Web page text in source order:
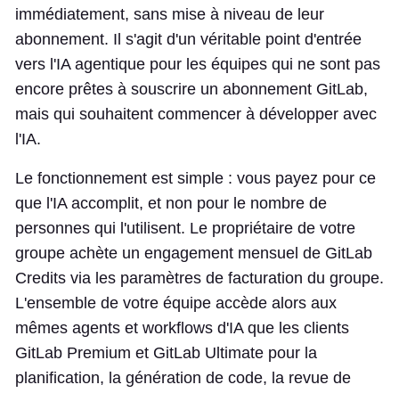
immédiatement, sans mise à niveau de leur
abonnement. Il s'agit d'un véritable point d'entrée
vers l'IA agentique pour les équipes qui ne sont pas
encore prêtes à souscrire un abonnement GitLab,
mais qui souhaitent commencer à développer avec
l'IA.
Le fonctionnement est simple : vous payez pour ce
que l'IA accomplit, et non pour le nombre de
personnes qui l'utilisent. Le propriétaire de votre
groupe achète un engagement mensuel de GitLab
Credits via les paramètres de facturation du groupe.
L'ensemble de votre équipe accède alors aux
mêmes agents et workflows d'IA que les clients
GitLab Premium et GitLab Ultimate pour la
planification, la génération de code, la revue de